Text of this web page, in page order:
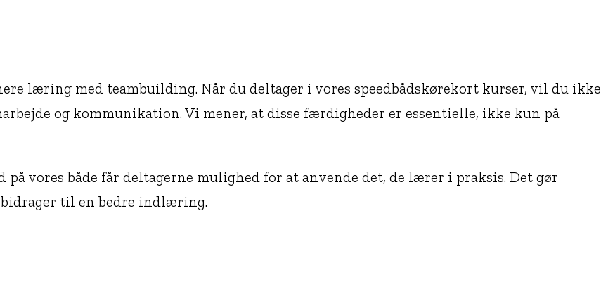
læring med teambuilding. Når du deltager i vores speedbådskørekort kurser, vil du ikke
og kommunikation. Vi mener, at disse færdigheder er essentielle, ikke kun på
vores både får deltagerne mulighed for at anvende det, de lærer i praksis. Det gør
til en bedre indlæring.